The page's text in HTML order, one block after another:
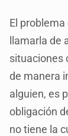
El problema
llamarla de
situaciones
de manera
alguien, es
obligación
no tiene la